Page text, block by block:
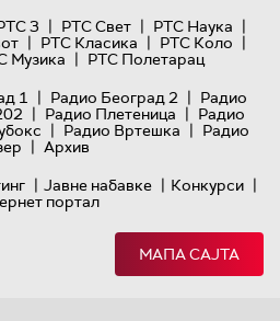
3 | РТС Свет | РТС Наука |
| РТС Класика | РТС Коло |
Музика | РТС Полетарац
1 | Радио Београд 2 | Радио
| Радио Плетеница | Радио
| Радио Вртешка | Радио
| Архив
| Јавне набавке | Конкурси |
портал
МАПА САЈТА